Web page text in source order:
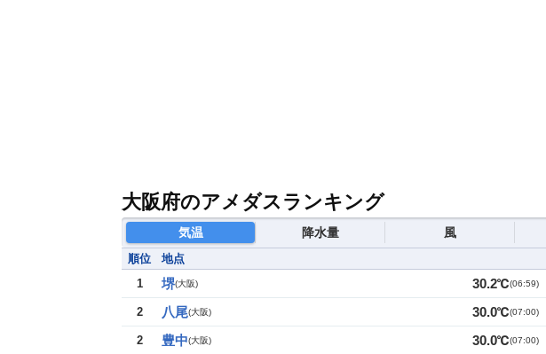
大阪府のアメダスランキング
気温 降水量 風
順位 地点
1
堺(大阪) 30.2℃(06:59)
2 八尾(大阪) 30.0℃(07:00)
2 豊中(大阪) 30.0℃(07:00)